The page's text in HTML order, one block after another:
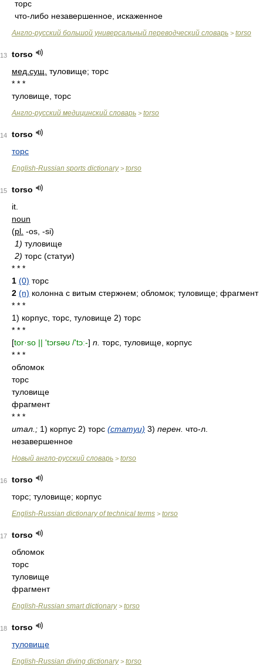
торс
что-либо незавершенное, искаженное
Англо-русский большой универсальный переводческий словарь > torso
13
torso
мед. сущ. туловище; торс
* * *
туловище, торс
Англо-русский медицинский словарь > torso
14
torso
торс
English-Russian sports dictionary> torso
15
torso
it.
noun
(pl. -os, -si)
1) туловище
2) торс (статуи)
* * *
1 (0) торс
2 (n) колонна с витым стержнем; обломок; туловище; фрагмент
* * *
1) корпус, торс, туловище 2) торс
* * *
[tor·so || 'tɔrsəʊ /'tɔː-] n. торс, туловище, корпус
* * *
обломок
торс
туловище
фрагмент
* * *
итал.; 1) корпус 2) торс (статуи) 3) перен. что-л.
незавершенное
Новый англо-русский словарь > torso
16
torso
торс; туловище; корпус
English-Russian dictionary of technical terms > torso
17
torso
обломок
торс
туловище
фрагмент
English-Russian smart dictionary> torso
18
torso
туловище
English-Russian diving dictionary> torso